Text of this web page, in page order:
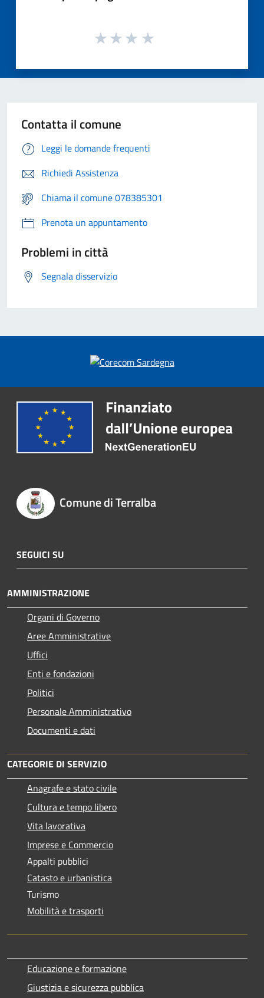
Contatta il comune
Leggi le domande frequenti
Richiedi Assistenza
Chiama il comune 078385301
Prenota un appuntamento
Problemi in città
Segnala disservizio
Comune di Terralba
SEGUICI SU
AMMINISTRAZIONE
Organi di Governo
Aree Amministrative
Uffici
Enti e fondazioni
Politici
Personale Amministrativo
Documenti e dati
CATEGORIE DI SERVIZIO
Anagrafe e stato civile
Cultura e tempo libero
Vita lavorativa
Imprese e Commercio
Appalti pubblici
Catasto e urbanistica
Turismo
Mobilità e trasporti
Educazione e formazione
Giustizia e sicurezza pubblica